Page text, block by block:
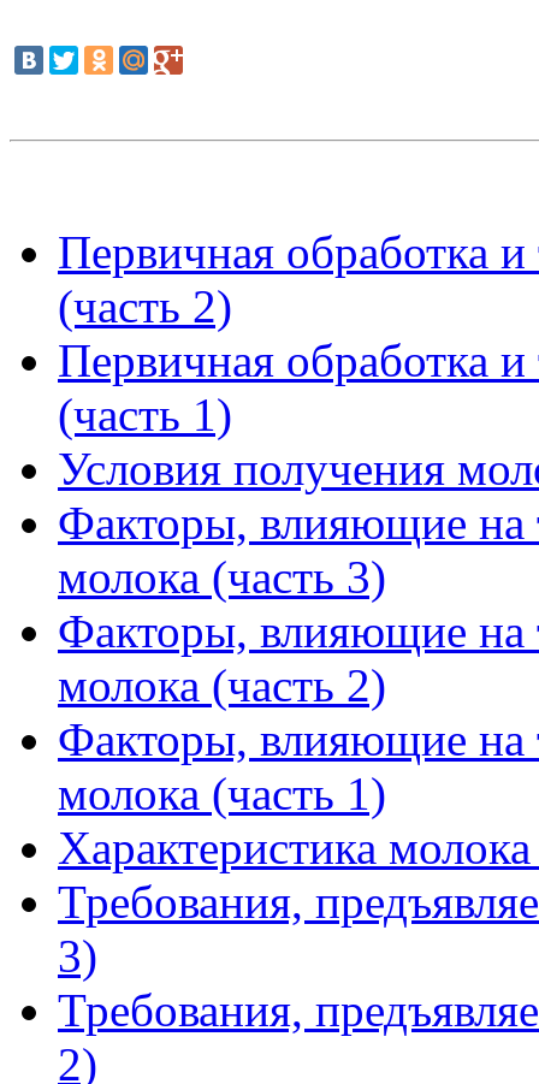
Первичная обработка
(часть 2)
Первичная обработка
(часть 1)
Условия получения
Факторы, влияющие на
молока (часть 3)
Факторы, влияющие на
молока (часть 2)
Факторы, влияющие на
молока (часть 1)
Характеристика
Требования,
3)
Требования,
2)